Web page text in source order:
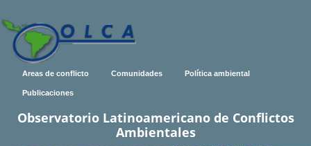
Areas de conflicto Comunidades Política ambiental
Publicaciones
Observatorio Latinoamericano de Conflictos
Ambientales